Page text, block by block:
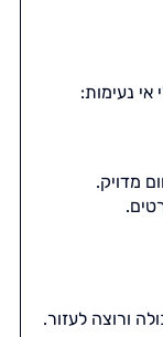
נעימות:
מדויק.
ורוצה לעזור.